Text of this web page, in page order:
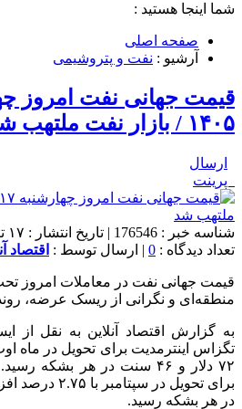
شما اینجا هستید :
صفحه اصلی
آرشیو : نفت و پتروشیمی
۱۴۰۵ / بازار نفت ملتهب شد
ارسال
پرینت
تعداد دیدگاه : 0 | ارسال توسط : اقتصاد
قیمت جهانی نفت در معاملات امروز
منطقه‌ای و نگرانی از ریسک عرضه،
به گزارش اقتصاد آنلاین به نقل از
۷۲ دلار و ۴۶ سنت در هر
در هر بشکه رسید.